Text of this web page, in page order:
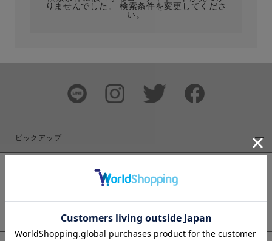
ブランド
りませんでした。 検索条件を変更してくださ
い。
ピックアップ